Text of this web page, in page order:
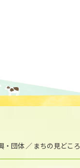
・団体 まちの見どころ